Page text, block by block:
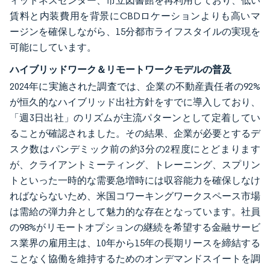
賃料と内装費用を背景にCBDロケーションよりも高いマ
ージンを確保しながら、15分都市ライフスタイルの実現を
可能にしています。
ハイブリッドワーク＆リモートワークモデルの普及
2024年に実施された調査では、企業の不動産責任者の92%
が恒久的なハイブリッド出社方針をすでに導入しており、
「週3日出社」のリズムが主流パターンとして定着してい
ることが確認されました。その結果、企業が必要とするデ
スク数はパンデミック前の約3分の2程度にとどまります
が、クライアントミーティング、トレーニング、スプリン
トといった一時的な需要急増時には収容能力を確保しなけ
ればならないため、米国コワーキングワークスペース市場
は需給の弾力弁として魅力的な存在となっています。社員
の98%がリモートオプションの継続を希望する金融サービ
ス業界の雇用主は、10年から15年の長期リースを締結する
ことなく協働を維持するためのオンデマンドスイートを調